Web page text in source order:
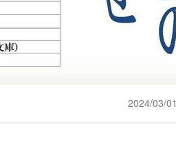
2024/03/01